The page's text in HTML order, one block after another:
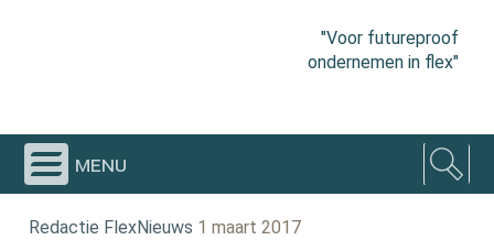
"Voor futureproof
ondernemen in flex"
menu
Redactie FlexNieuws 1 maart 2017